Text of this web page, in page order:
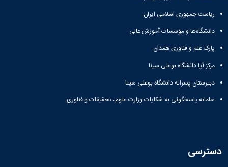
ریاست جمهوری اسلامی ایران
دانشگاه‌ها و مؤسسات آموزش عالی
پارک علم و فناوری همدان
مرکز آپا دانشگاه بوعلی سینا
دبیرستان پسرانه دانشگاه بوعلی سینا
سامانه پاسخگوئی به شکایات وزارت علوم، تحقیقات و فناوری
دسترسی